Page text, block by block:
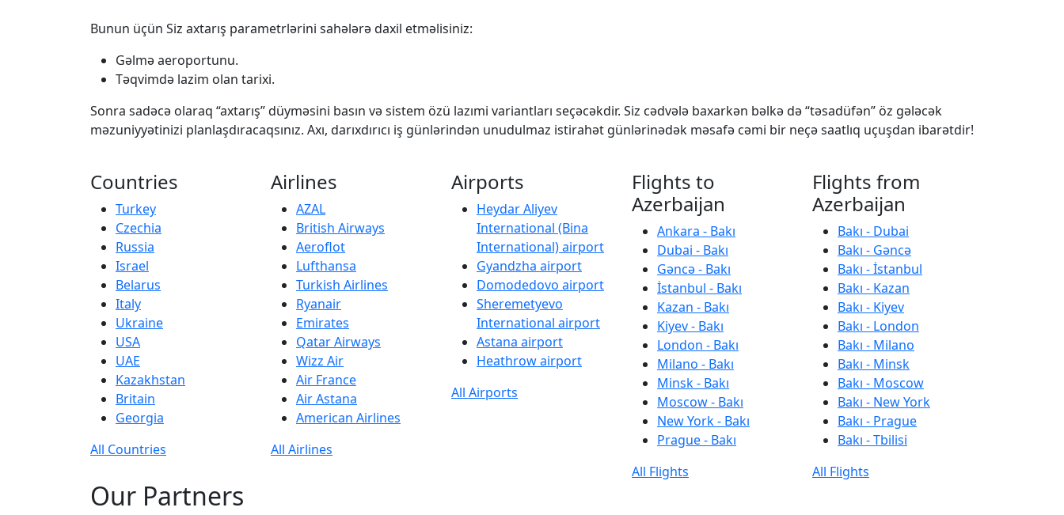
Bunun üçün Siz axtarış parametrlərini sahələrə daxil etməlisiniz:
Gəlmə aeroportunu.
Təqvimdə lazim olan tarixi.
Sonra sadəcə olaraq “axtarış” düyməsini basın və sistem özü lazımi variantları seçəcəkdir. Siz cədvələ baxarkən bəlkə də “təsadüfən” öz gələcək
məzuniyyətinizi planlaşdıracaqsınız. Axı, darıxdırıcı iş günlərindən unudulmaz istirahət günlərinədək məsafə cəmi bir neçə saatlıq uçuşdan ibarətdir!
Countries
Turkey
Czechia
Russia
Israel
Belarus
Italy
Ukraine
USA
UAE
Kazakhstan
Britain
Georgia
All Countries
Airlines
AZAL
British Airways
Aeroflot
Lufthansa
Turkish Airlines
Ryanair
Emirates
Qatar Airways
Wizz Air
Air France
Air Astana
American Airlines
All Airlines
Airports
Heydar Aliyev
International (Bina
International) airport
Gyandzha airport
Domodedovo airport
Sheremetyevo
International airport
Astana airport
Heathrow airport
All Airports
Flights to
Azerbaijan
Ankara - Bakı
Dubai - Bakı
Gəncə - Bakı
İstanbul - Bakı
Kazan - Bakı
Kiyev - Bakı
London - Bakı
Milano - Bakı
Minsk - Bakı
Moscow - Bakı
New York - Bakı
Prague - Bakı
All Flights
Flights from
Azerbaijan
Bakı - Dubai
Bakı - Gəncə
Bakı - İstanbul
Bakı - Kazan
Bakı - Kiyev
Bakı - London
Bakı - Milano
Bakı - Minsk
Bakı - Moscow
Bakı - New York
Bakı - Prague
Bakı - Tbilisi
All Flights
Our Partners